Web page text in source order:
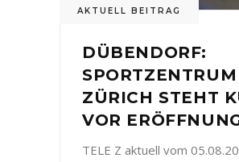
AKTUELL BEITRAG
DÜBENDORF:
SPORTZENTRUM
ZÜRICH STEHT
VOR
TELE Z aktuell vom